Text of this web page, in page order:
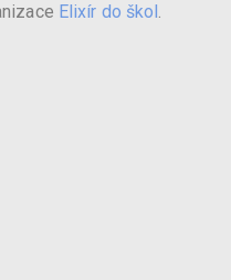
Elixír do škol .